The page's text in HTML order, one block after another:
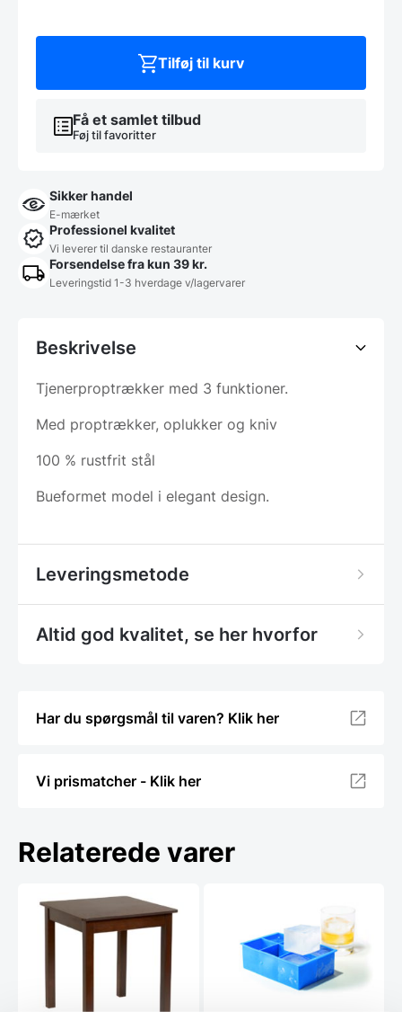
Hendi
Få et samlet tilbud
Føj til favoritter
Tilføj til kurv
Sikker handel
E-mærket
Professionel kvalitet
Vi leverer til danske restauranter
Forsendelse fra kun 39 kr.
Leveringstid 1-3 hverdage v/lagervarer
Beskrivelse
Tjenerproptrækker med 3 funktioner.
Med proptrækker, oplukker og kniv
100 % rustfrit stål
Bueformet model i elegant design.
Leveringsmetode
Altid god kvalitet, se her hvorfor
Har du spørgsmål til varen? Klik her
Vi prismatcher - Klik her
Relaterede varer